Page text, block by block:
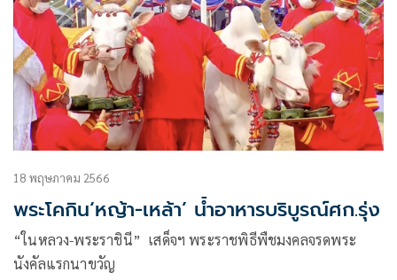
18 พฤษภาคม 2566
พระโคกิน‘หญ้า-เหล้า’ น้ำอาหารบริบูรณ์ศก.รุ่ง
“ในหลวง-พระราชินี” เสด็จฯ พระราชพิธีพืชมงคลจรดพระ
นังคัลแรกนาขวัญ